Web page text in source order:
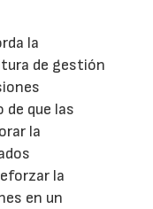
la
de gestión
de que las
la
la
en un